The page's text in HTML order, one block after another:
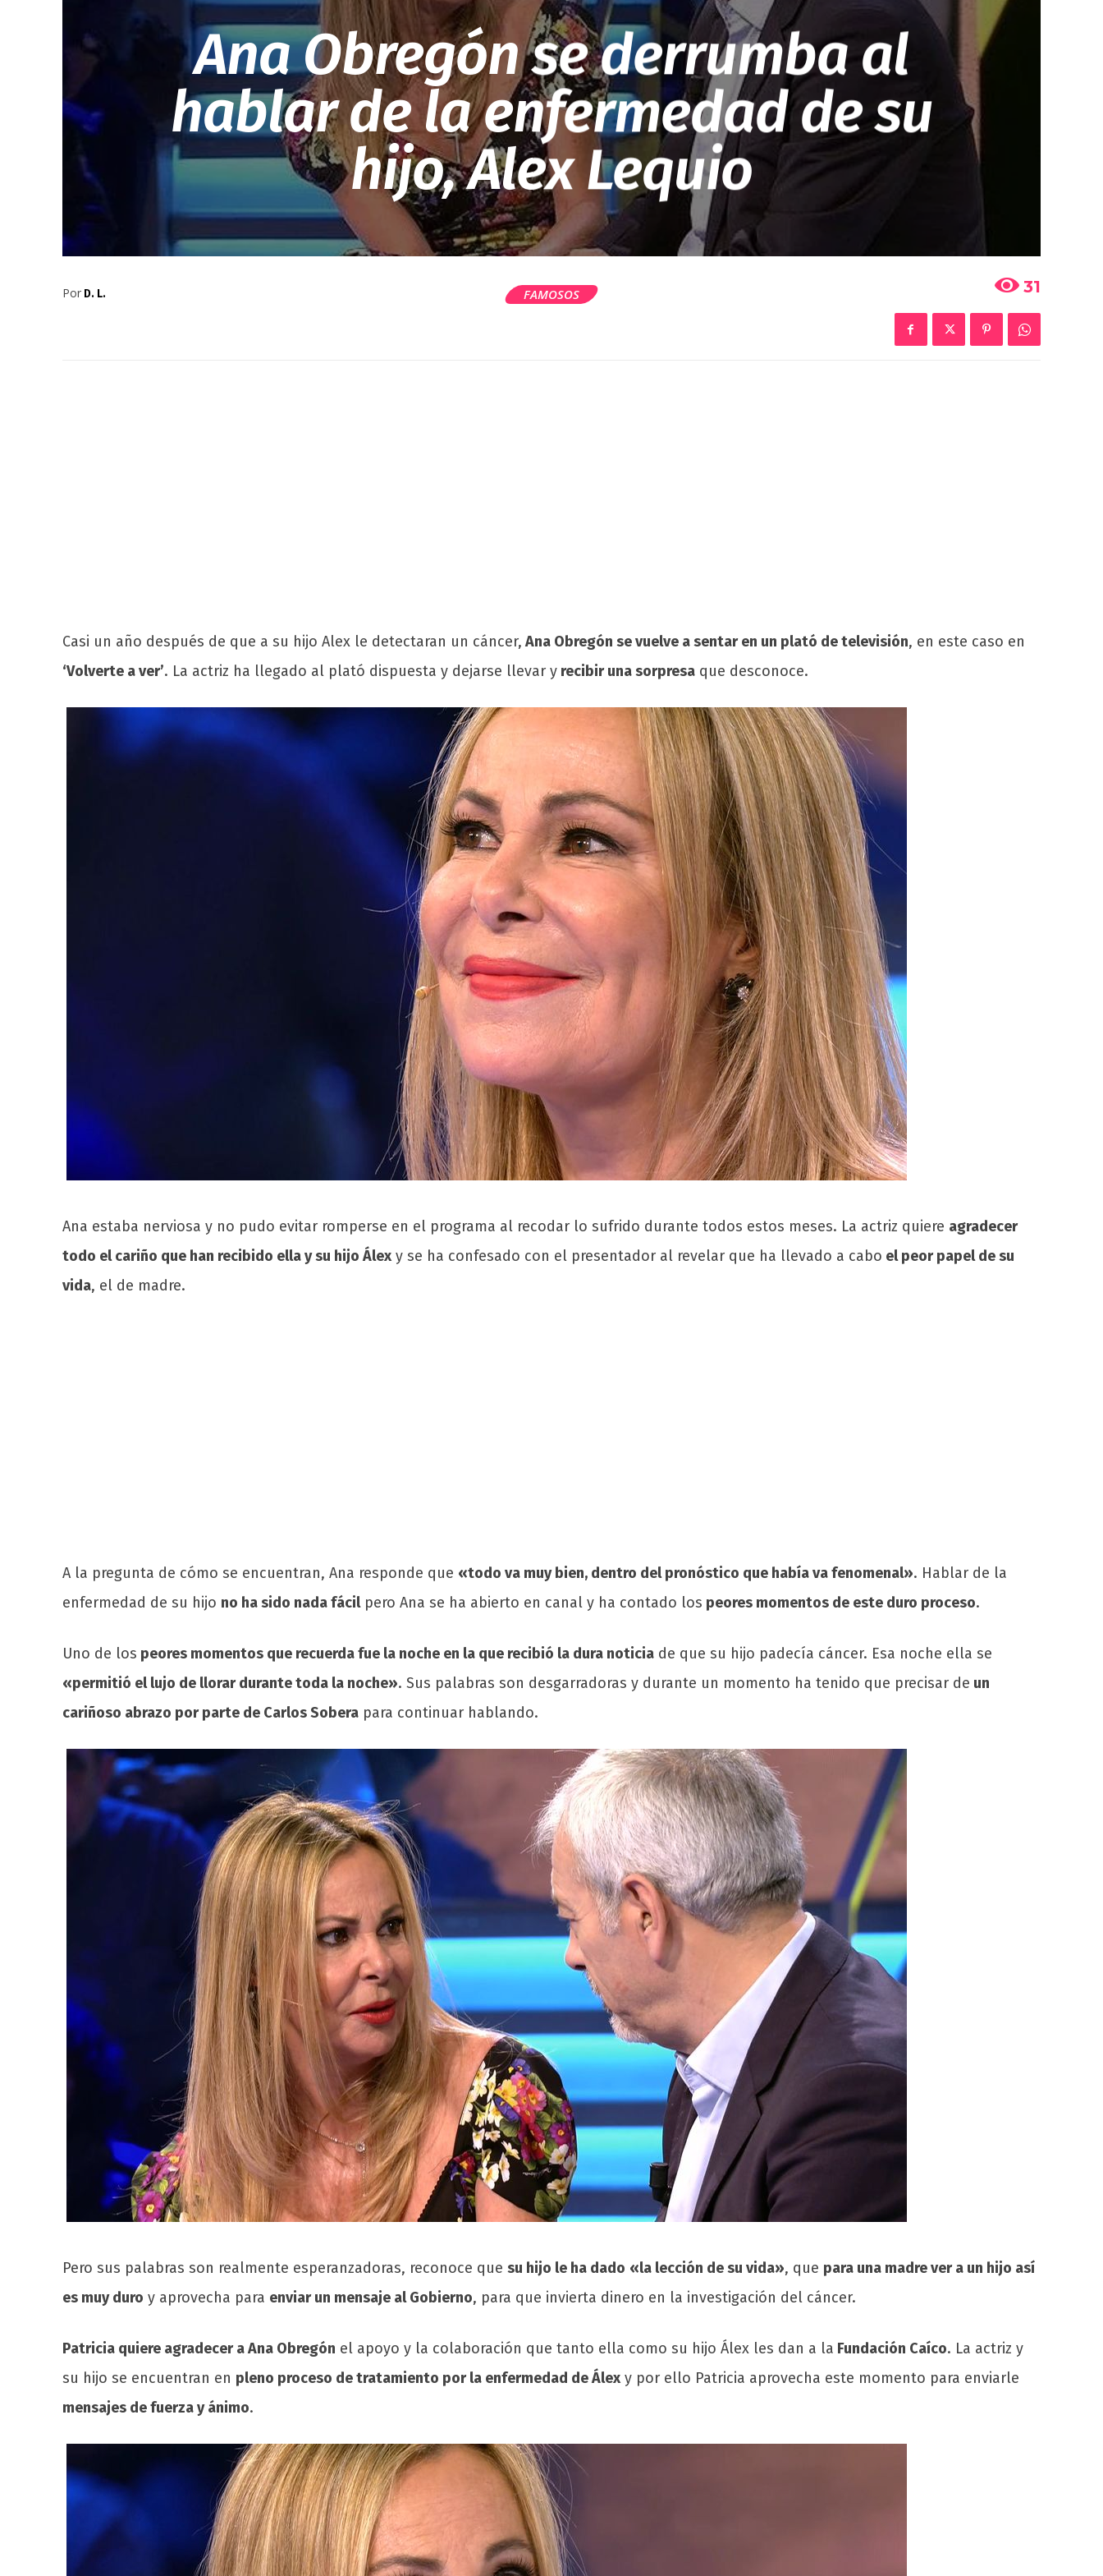
Ana Obregón se derrumba al
hablar de la enfermedad de su
hijo, Alex Lequio
Por D. L. FAMOSOS 31
Casi un año después de que a su hijo Alex le detectaran un cáncer, Ana Obregón se vuelve a sentar en un plató de televisión, en este caso en
‘Volverte a ver’. La actriz ha llegado al plató dispuesta y dejarse llevar y recibir una sorpresa que desconoce.
Ana estaba nerviosa y no pudo evitar romperse en el programa al recodar lo sufrido durante todos estos meses. La actriz quiere agradecer
todo el cariño que han recibido ella y su hijo Álexy se ha confesado con el presentador al revelar que ha llevado a cabo el peor papel de su
vida, el de madre.
A la pregunta de cómo se encuentran, Ana responde que «todo va muy bien, dentro del pronóstico que había va fenomenal». Hablar de la
enfermedad de su hijo no ha sido nada fácilpero Ana se ha abierto en canal y ha contado los peores momentos de este duro proceso.
Uno de los peores momentos que recuerda fue la noche en la que recibió la dura noticia de que su hijo padecía cáncer. Esa noche ella se
«permitió el lujo de llorar durante toda la noche». Sus palabras son desgarradoras y durante un momento ha tenido que precisar de un
cariñoso abrazo por parte de Carlos Sobera para continuar hablando.
Pero sus palabras son realmente esperanzadoras, reconoce que su hijo le ha dado «la lección de su vida», que para una madre ver a un hijo así
es muy duro y aprovecha para enviar un mensaje al Gobierno, para que invierta dinero en la investigación del cáncer.
Patricia quiere agradecer a Ana Obregón el apoyo y la colaboración que tanto ella como su hijo Álex les dan a la Fundación Caíco. La actriz y
su hijo se encuentran en pleno proceso de tratamiento por la enfermedad de Álexy por ello Patricia aprovecha este momento para enviarle
mensajes de fuerza y ánimo.